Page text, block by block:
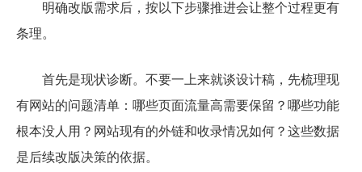
明确改版需求后，按以下步骤推进会让整个过程更有
条理。
首先是现状诊断。不要一上来就谈设计稿，先梳理现
有网站的问题清单：哪些页面流量高需要保留？哪些功能
根本没人用？网站现有的外链和收录情况如何？这些数据
是后续改版决策的依据。